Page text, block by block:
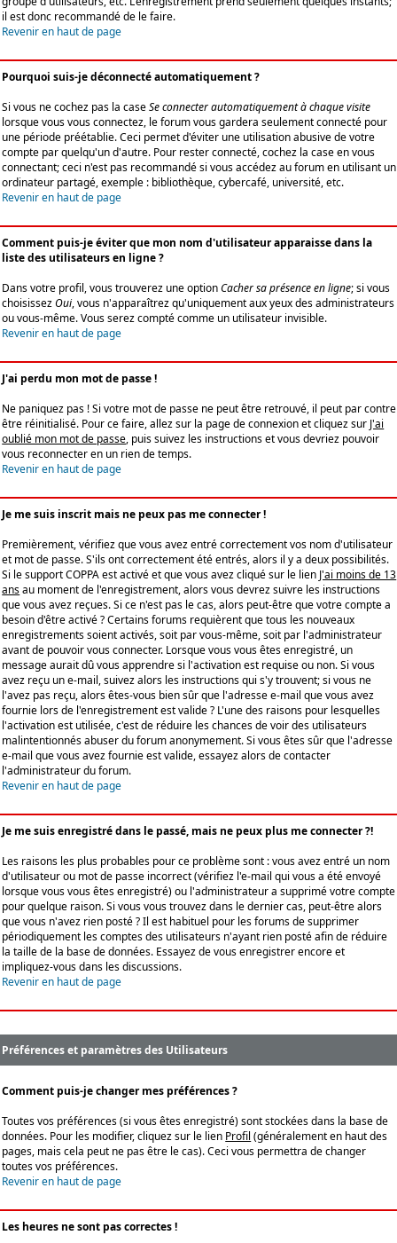
il est donc recommandé de le faire.
Revenir en haut de page
Pourquoi suis-je déconnecté automatiquement ?
Si vous ne cochez pas la caseSe connecter automatiquement à chaque visite
lorsque vous vous connectez, le forum vous gardera seulement connecté pour
une période préétablie. Ceci permet d'éviter une utilisation abusive de votre
compte par quelqu'un d'autre. Pour rester connecté, cochez la case en vous
connectant; ceci n'est pas recommandé si vous accédez au forum en utilisant un
ordinateur partagé, exemple : bibliothèque, cybercafé, université, etc.
Revenir en haut de page
Comment puis-je éviter que mon nom d'utilisateur apparaisse dans la
liste des utilisateurs en ligne ?
Dans votre profil, vous trouverez une optionCacher sa présence en ligne; si vous
choisissezOui, vous n'apparaîtrez qu'uniquement aux yeux des administrateurs
ou vous-même. Vous serez compté comme un utilisateur invisible.
Revenir en haut de page
J'ai perdu mon mot de passe !
Ne paniquez pas ! Si votre mot de passe ne peut être retrouvé, il peut par contre
être réinitialisé. Pour ce faire, allez sur la page de connexion et cliquez sur J'ai
oublié mon mot de passe, puis suivez les instructions et vous devriez pouvoir
vous reconnecter en un rien de temps.
Revenir en haut de page
Je me suis inscrit mais ne peux pas me connecter !
Premièrement, vérifiez que vous avez entré correctement vos nom d'utilisateur
et mot de passe. S'ils ont correctement été entrés, alors il y a deux possibilités.
Si le support COPPA est activé et que vous avez cliqué sur le lien J'ai moins de 13
ansau moment de l'enregistrement, alors vous devrez suivre les instructions
que vous avez reçues. Si ce n'est pas le cas, alors peut-être que votre compte a
besoin d'être activé ? Certains forums requièrent que tous les nouveaux
enregistrements soient activés, soit par vous-même, soit par l'administrateur
avant de pouvoir vous connecter. Lorsque vous vous êtes enregistré, un
message aurait dû vous apprendre si l'activation est requise ou non. Si vous
avez reçu un e-mail, suivez alors les instructions qui s'y trouvent; si vous ne
l'avez pas reçu, alors êtes-vous bien sûr que l'adresse e-mail que vous avez
fournie lors de l'enregistrement est valide ? L'une des raisons pour lesquelles
l'activation est utilisée, c'est de réduire les chances de voir des utilisateurs
malintentionnés abuser du forum anonymement. Si vous êtes sûr que l'adresse
e-mail que vous avez fournie est valide, essayez alors de contacter
l'administrateur du forum.
Revenir en haut de page
Je me suis enregistré dans le passé, mais ne peux plus me connecter ?!
Les raisons les plus probables pour ce problème sont : vous avez entré un nom
d'utilisateur ou mot de passe incorrect (vérifiez l'e-mail qui vous a été envoyé
lorsque vous vous êtes enregistré) ou l'administrateur a supprimé votre compte
pour quelque raison. Si vous vous trouvez dans le dernier cas, peut-être alors
que vous n'avez rien posté ? Il est habituel pour les forums de supprimer
périodiquement les comptes des utilisateurs n'ayant rien posté afin de réduire
la taille de la base de données. Essayez de vous enregistrer encore et
impliquez-vous dans les discussions.
Revenir en haut de page
Préférences et paramètres des Utilisateurs
Comment puis-je changer mes préférences ?
Toutes vos préférences (si vous êtes enregistré) sont stockées dans la base de
données. Pour les modifier, cliquez sur le lien Profil (généralement en haut des
pages, mais cela peut ne pas être le cas). Ceci vous permettra de changer
toutes vos préférences.
Revenir en haut de page
Les heures ne sont pas correctes !